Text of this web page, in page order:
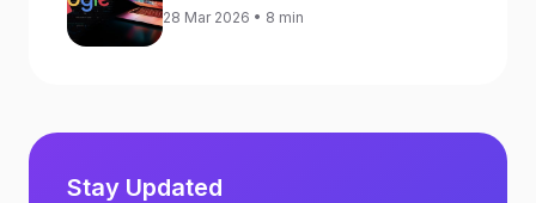
28 Mar 2026 • 8 min
Stay Updated